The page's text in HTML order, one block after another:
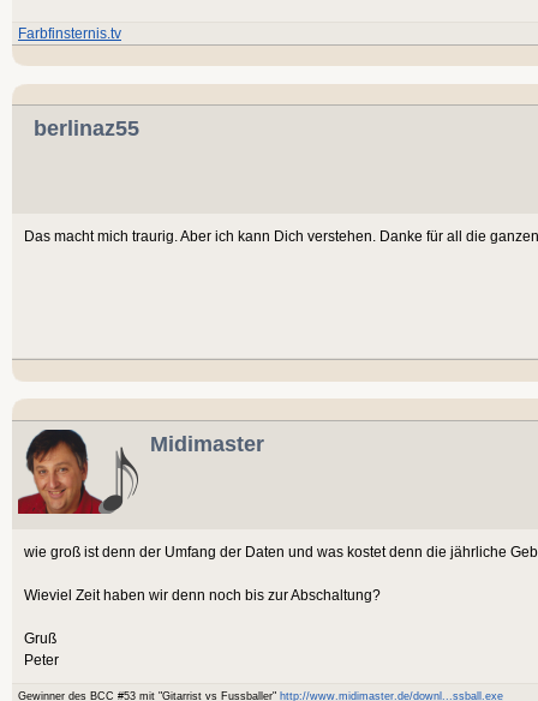
Farbfinsternis.tv
berlinaz55
Das macht mich traurig. Aber ich kann Dich verstehen. Danke für all die
Midimaster
wie groß ist denn der Umfang der Daten und was kostet denn die jährliche
Wieviel Zeit haben wir denn noch bis zur Abschaltung?
Gruß
Peter
Gewinner des BCC #53 mit "Gitarrist vs Fussballer" http://www.midimaster.de/downl...ssball.exe